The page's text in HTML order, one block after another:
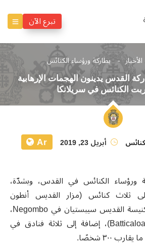
تبرع الآن
الأخبار بطاركة ورؤساء الكنائس
القدس يدينون الهجمات الإرهابية
الكنائس في سريلانكا
أبريل 23, 2019 Ar
ورؤساء الكنائس في القدس، وبشدّة،
ثلاث كنائس (مزار القديس أنطون
في Kochchikade، وكنيسة القديس سيبستيان في Negombo،
وكنيسة صهيون في Batticaloa)، إضافة إلى ثلاثة فنادق في
٣٠٠ شخصًا.